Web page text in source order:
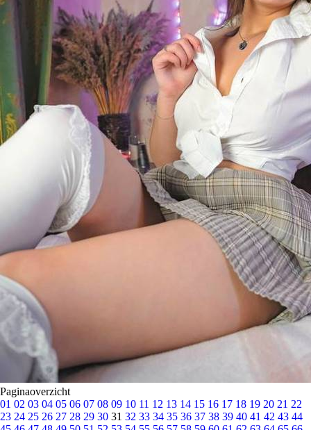
Paginaoverzicht
01 02 03 04 05 06 07 08 09 10 11 12 13 14 15 16 17 18 19 20 21 22
23 24 25 26 27 28 29 30 31 32 33 34 35 36 37 38 39 40 41 42 43 44